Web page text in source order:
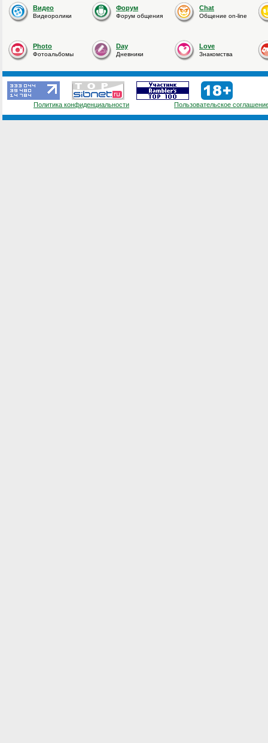
Видео
Видеоролики
Форум
Форум общения
Chat
Общение on-line
Photo
Фотоальбомы
Day
Дневники
Love
Знакомства
Пользовательское
Политика конфиденциальности